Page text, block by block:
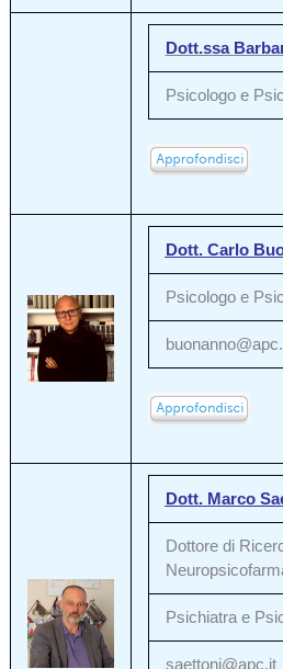
Dott.ssa
Psicologo e
Dott. Carlo
Psicologo e
Dott. Marco
Dottore di
Psichiatra e
saettoni@apc.it